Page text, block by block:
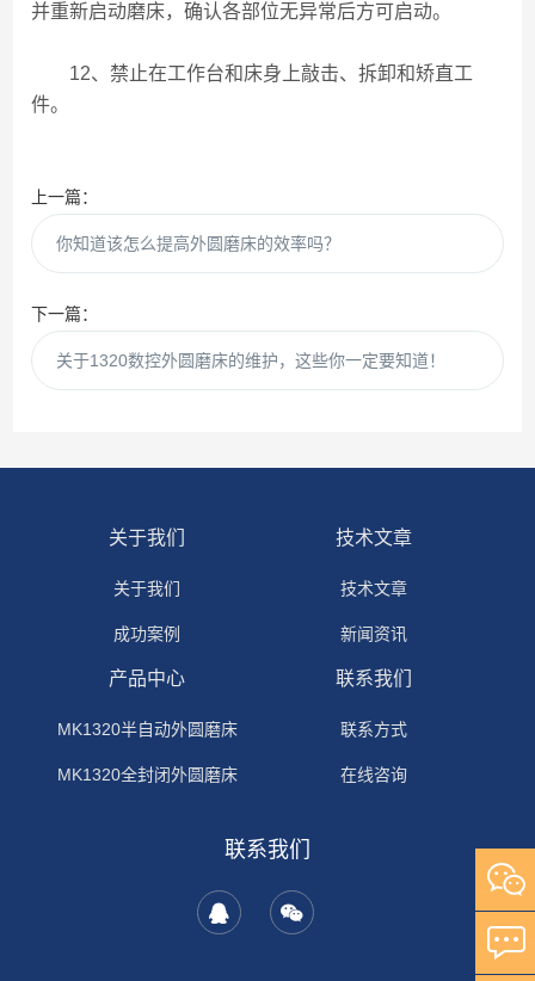
并重新启动磨床，确认各部位无异常后方可启动。
12、禁止在工作台和床身上敲击、拆卸和矫直工
件。
上一篇：
你知道该怎么提高外圆磨床的效率吗？
下一篇：
关于1320数控外圆磨床的维护，这些你一定要知道！
关于我们
关于我们
成功案例
技术文章
技术文章
新闻资讯
产品中心
MK1320半自动外圆磨床
MK1320全封闭外圆磨床
联系我们
联系方式
在线咨询
联系我们